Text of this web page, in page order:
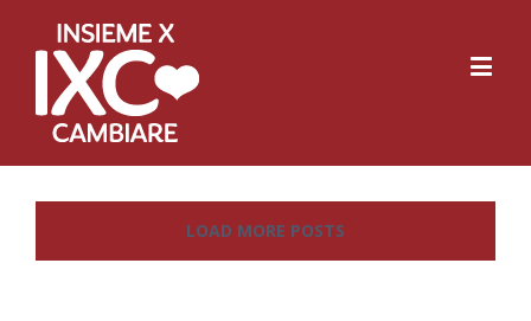
LOAD MORE POSTS